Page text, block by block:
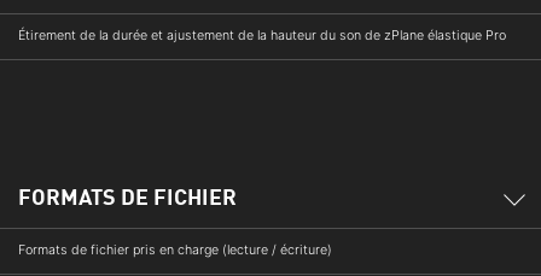
Étirement de la durée et ajustement de la hauteur du son de zPlane élastique Pro
FORMATS DE FICHIER
Formats de fichier pris en charge (lecture / écriture)